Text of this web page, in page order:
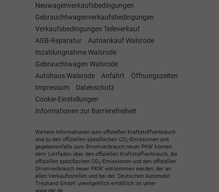
Neuwagenverkaufsbedingungen
Gebrauchtwagenverkaufsbedingungen
Verkaufsbedingungen Teileverkauf
AGB-Reparatur
Autoankauf Walsrode
Inzahlungnahme Walsrode
Gebrauchtwagen Walsrode
Autohaus Walsrode
Anfahrt
Öffnungszeiten
Impressum
Datenschutz
Cookie-Einstellungen
Informationen zur Barrierefreiheit
Weitere Informationen zum offiziellen Kraftstoffverbrauch
und zu den offiziellen spezifischen CO2-Emissionen und
gegebenenfalls zum Stromverbrauch neuer PKW können
dem 'Leitfaden über den offiziellen Kraftstoffverbrauch, die
offiziellen spezifischen CO2-Emissionen und den offiziellen
Stromverbrauch neuer PKW' entnommen werden, der an
allen Verkaufsstellen und bei der 'Deutschen Automobil
Treuhand GmbH' unentgeltlich erhältlich ist unter